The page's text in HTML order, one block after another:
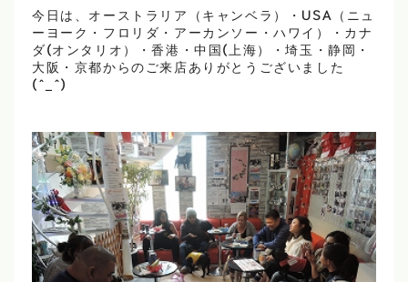
今日は、オーストラリア（キャンベラ）・USA（ニュ
ーヨーク・フロリダ・アーカンソー・ハワイ）・カナ
ダ(オンタリオ）・香港・中国(上海）・埼玉・静岡・
大阪・京都からのご来店ありがとうございました
(^_^)